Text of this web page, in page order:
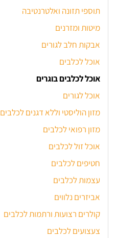
תוספי תזונה ואלטרנטיבה
מיטות ומזרנים
אבקות חלב לגורים
אוכל לכלבים
אוכל לכלבים בוגרים
אוכל לגורים
מזון הוליסטי וללא דגנים לכלבים
מזון רפואי לכלבים
אוכל זול לכלבים
חטיפים לכלבים
עצמות לכלבים
אביזרים נלווים
קולרים רצועות ורתמות לכלבים
צעצועים לכלבים